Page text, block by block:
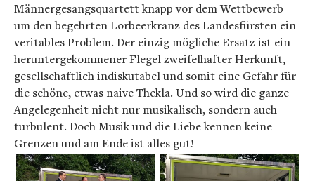
Männergesangsquartett knapp vor dem Wettbewerb
um den begehrten Lorbeerkranz des Landesfürsten ein
veritables Problem. Der einzig mögliche Ersatz ist ein
heruntergekommener Flegel zweifelhafter Herkunft,
gesellschaftlich indiskutabel und somit eine Gefahr für
die schöne, etwas naive Thekla. Und so wird die ganze
Angelegenheit nicht nur musikalisch, sondern auch
turbulent. Doch Musik und die Liebe kennen keine
Grenzen und am Ende ist alles gut!